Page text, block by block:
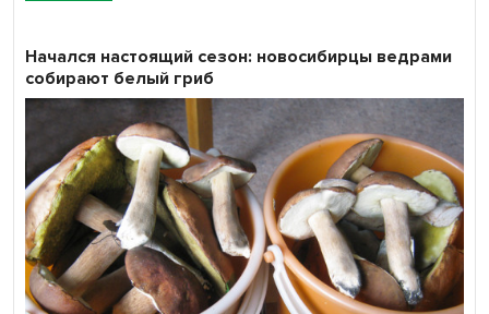
Начался настоящий сезон: новосибирцы ведрами
собирают белый гриб